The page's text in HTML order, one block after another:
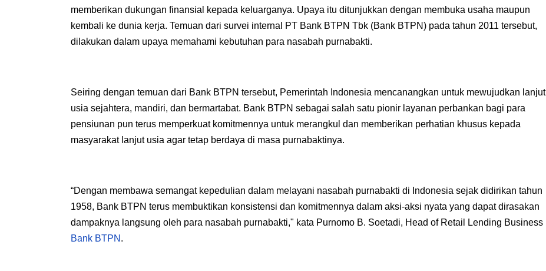
memberikan dukungan finansial kepada keluarganya. Upaya itu ditunjukkan dengan membuka usaha maupun
kembali ke dunia kerja. Temuan dari survei internal PT Bank BTPN Tbk (Bank BTPN) pada tahun 2011 tersebut,
dilakukan dalam upaya memahami kebutuhan para nasabah purnabakti.
Seiring dengan temuan dari Bank BTPN tersebut, Pemerintah Indonesia mencanangkan untuk mewujudkan lanjut
usia sejahtera, mandiri, dan bermartabat. Bank BTPN sebagai salah satu pionir layanan perbankan bagi para
pensiunan pun terus memperkuat komitmennya untuk merangkul dan memberikan perhatian khusus kepada
masyarakat lanjut usia agar tetap berdaya di masa purnabaktinya.
“Dengan membawa semangat kepedulian dalam melayani nasabah purnabakti di Indonesia sejak didirikan tahun
1958, Bank BTPN terus membuktikan konsistensi dan komitmennya dalam aksi-aksi nyata yang dapat dirasakan
dampaknya langsung oleh para nasabah purnabakti," kata Purnomo B. Soetadi, Head of Retail Lending Business
Bank BTPN .